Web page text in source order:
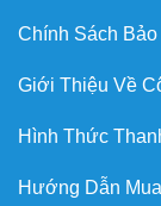
Chính Sách Bảo
Giới Thiệu Về
Hình Thức
Hướng Dẫn